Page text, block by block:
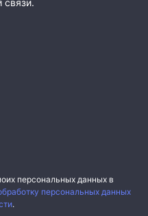
связи.
персональных данных в
персональных данных
.